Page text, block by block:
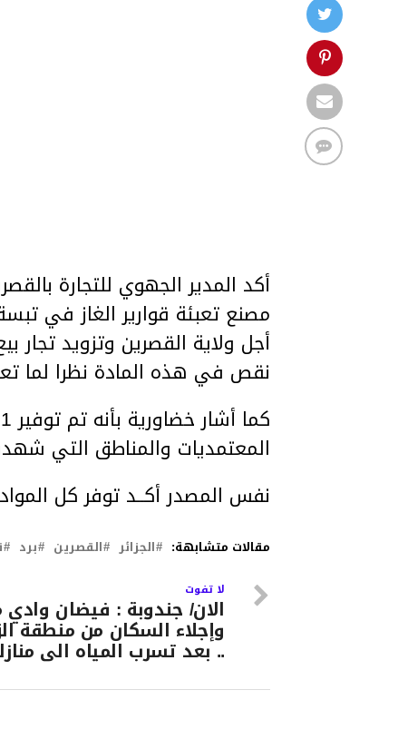
أكد المدير الجهوي للتجارة
مصنع تعبئة قوارير الغاز في
أجل ولاية القصرين وتزويد تجار
نقص في هذه المادة نظرا لما
المعتمديات والمناطق التي
نفس المصدر أكــد توفر كل
مقالات متشابهة: الجزائر القصرين برد
لا تفوت
الان/ جندوبة : فيضان وادي
وإجلاء السكان من منطقة
.. بعد تسرب المياه الى